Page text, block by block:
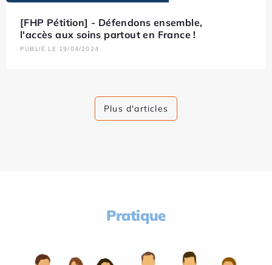
[FHP Pétition] - Défendons ensemble,
l'accès aux soins partout en France !
PUBLIÉ LE 19/04/2024
Plus d'articles
Pratique